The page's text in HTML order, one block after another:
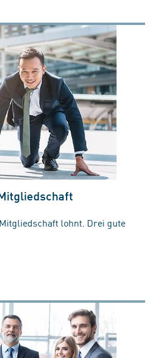
lohnt. Drei gute